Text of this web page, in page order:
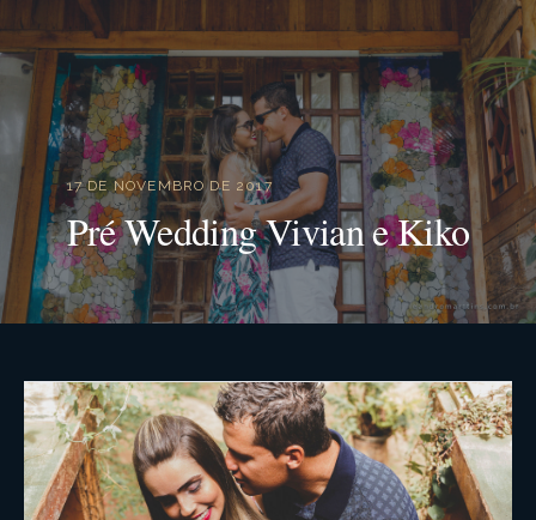
17 DE NOVEMBRO DE 2017
Pré Wedding Vivian e Kiko